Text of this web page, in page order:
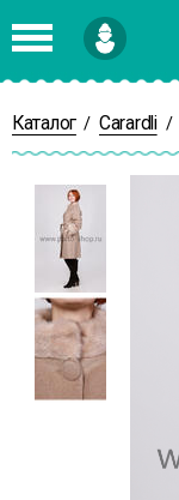
Войти
Каталог / Carardli /